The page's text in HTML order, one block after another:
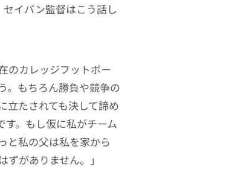
イバン監督はこう話し
のカレッジフットボー
。もちろん勝負や競争の
立たされても決して諦め
す。もし仮に私がチーム
と私の父は私を家から
がありません。」